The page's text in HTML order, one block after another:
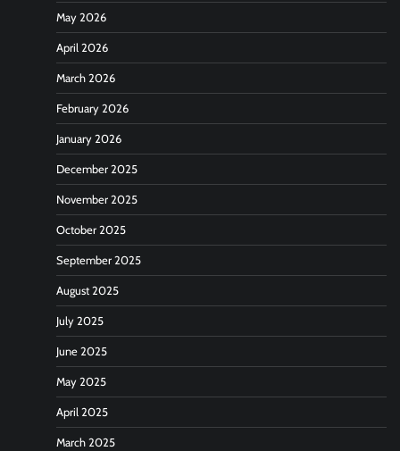
May 2026
April 2026
March 2026
February 2026
January 2026
December 2025
November 2025
October 2025
September 2025
August 2025
July 2025
June 2025
May 2025
April 2025
March 2025